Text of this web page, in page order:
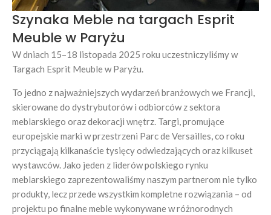
Szynaka Meble na targach Esprit
Meuble w Paryżu
W dniach 15–18 listopada 2025 roku uczestniczyliśmy w
Targach Esprit Meuble w Paryżu.
To jedno z najważniejszych wydarzeń branżowych we Francji,
skierowane do dystrybutorów i odbiorców z sektora
meblarskiego oraz dekoracji wnętrz. Targi, promujące
europejskie marki w przestrzeni Parc de Versailles, co roku
przyciągają kilkanaście tysięcy odwiedzających oraz kilkuset
wystawców. Jako jeden z liderów polskiego rynku
meblarskiego zaprezentowaliśmy naszym partnerom nie tylko
produkty, lecz przede wszystkim kompletne rozwiązania – od
projektu po finalne meble wykonywane w różnorodnych